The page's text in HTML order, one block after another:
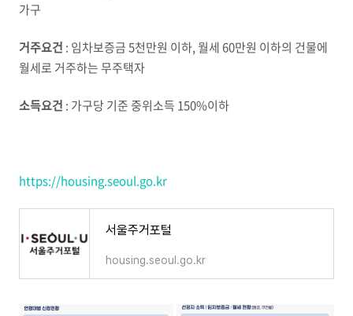
가구
거주요건 : 임차보증금 5천만원 이하, 월세 60만원 이하의 건물에
월세로 거주하는 무주택자
소득요건 : 가구당 기준 중위소득 150%이하
https://housing.seoul.go.kr
서울주거포털
housing.seoul.go.kr